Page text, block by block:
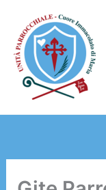
contenuto